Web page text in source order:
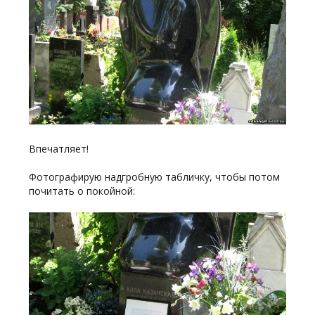
Впечатляет!
Фотографирую надгробную табличку, чтобы потом
почитать о покойной: